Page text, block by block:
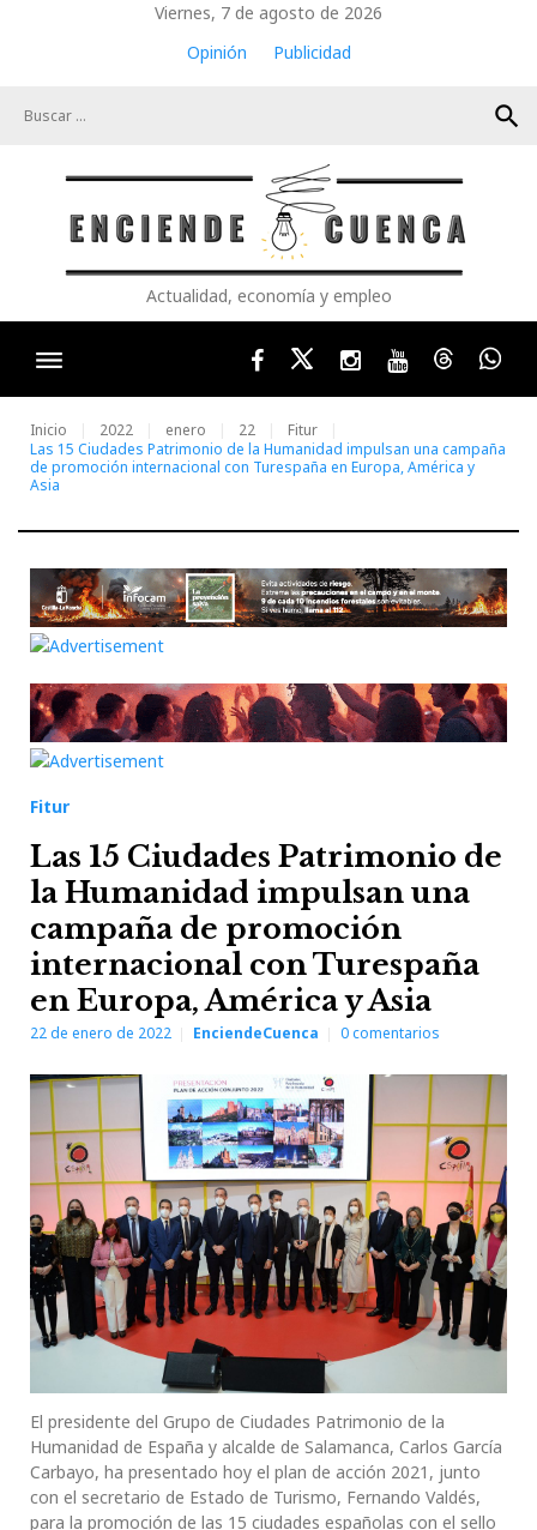
Viernes, 7 de agosto de 2026
Opinión
Publicidad
search
Actualidad, economía y empleo
FacebookTwitterInstagram
YoutubeThreads
Inicio 2022 enero 22
Fitur
Las 15 Ciudades Patrimonio de la Humanidad impulsan una campaña
de promoción internacional con Turespaña en Europa, América y
Asia
Fitur
Las 15 Ciudades Patrimonio de
la Humanidad impulsan una
campaña de promoción
internacional con Turespaña
en Europa, América y Asia
22 de enero de 2022 EnciendeCuenca 0comentarios
El presidente del Grupo de Ciudades Patrimonio de la
Humanidad de España y alcalde de Salamanca, Carlos García
Carbayo, ha presentado hoy el plan de acción 2021, junto
con el secretario de Estado de Turismo, Fernando Valdés,
para la promoción de las 15 ciudades españolas con el sello